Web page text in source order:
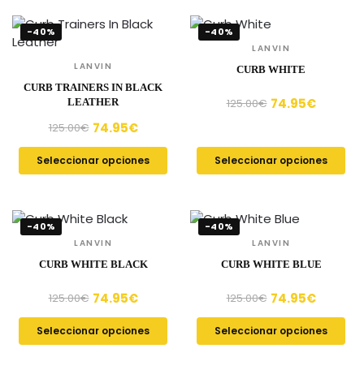
-40%
LANVIN
CURB TRAINERS IN BLACK
LEATHER
125.00€ 74.95€
Seleccionar opciones
-40%
LANVIN
CURB WHITE
125.00€ 74.95€
Seleccionar opciones
-40%
LANVIN
CURB WHITE BLACK
125.00€ 74.95€
Seleccionar opciones
-40%
LANVIN
CURB WHITE BLUE
125.00€ 74.95€
Seleccionar opciones